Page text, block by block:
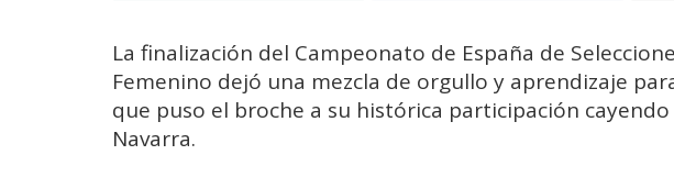
La finalización del Campeonato de España de
Femenino dejó una mezcla de orgullo y aprendizaje
que puso el broche a su histórica participación
Navarra.